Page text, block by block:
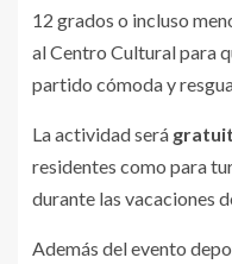
12 grados o incluso
al Centro Cultural para
partido cómoda y
La actividad será
residentes como para
durante las vacaciones
Además del evento